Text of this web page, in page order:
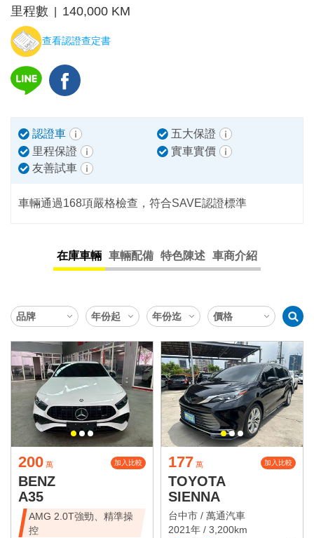
里程數
140,000 KM
查看認證查定書
認證車
五大保證
里程保證
實車實價
友善試車
車輛通過168項嚴格檢查，符合SAVE認證標準
在庫車輛 車輛配備 特色陳述 車商介紹
200 萬 加入比較
BENZ
A35
AMG 2.0T強勁、精準操
控
177 萬 加入比較
TOYOTA
SIENNA
台中市 / 萬通汽車
2021年 / 3,200km